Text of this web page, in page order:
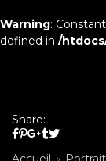
Warning:
defined in /
Share: